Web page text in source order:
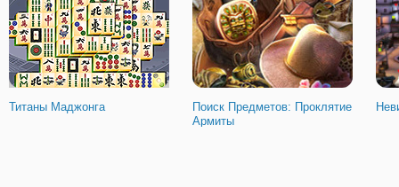
Титаны Маджонга
Поиск Предметов: Проклятие
Армиты